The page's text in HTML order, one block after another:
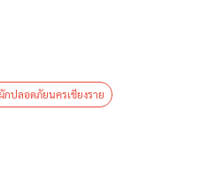
ปลอดภัยนครเชียงราย